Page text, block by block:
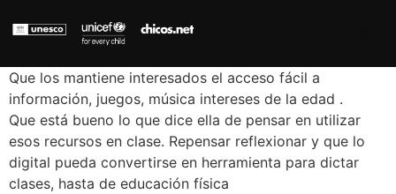
Que los mantiene interesados el acceso fácil a
información, juegos, música intereses de la edad .
Que está bueno lo que dice ella de pensar en utilizar
esos recursos en clase. Repensar reflexionar y que lo
digital pueda convertirse en herramienta para dictar
clases, hasta de educación física